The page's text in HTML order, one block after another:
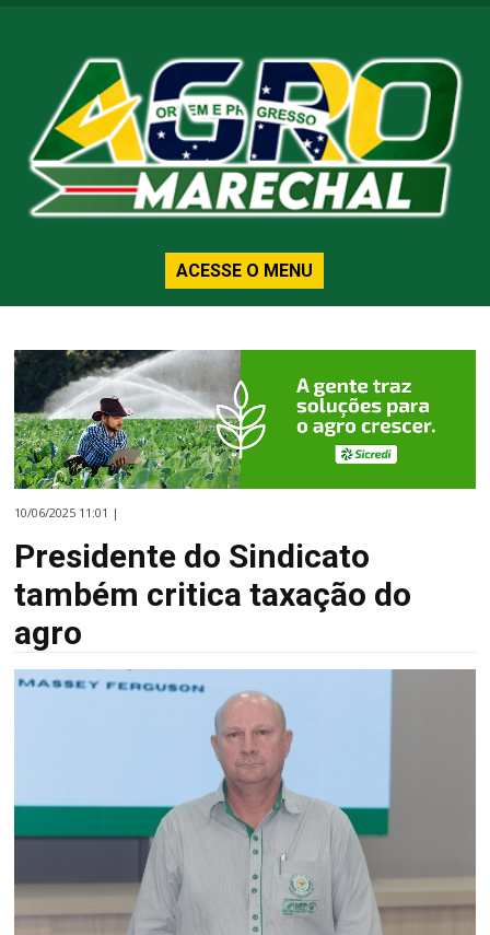
ACESSE O MENU
10/06/2025 11:01 |
Presidente do Sindicato
também critica taxação do
agro